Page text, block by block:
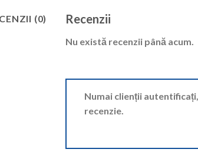
(0) Recenzii
Nu există recenzii până acum.
Numai clienții
recenzie.